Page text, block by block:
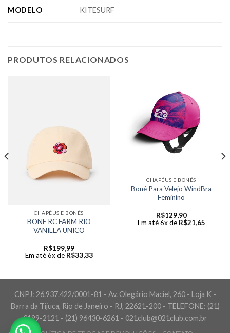
MODELO KITESURF
PRODUTOS RELACIONADOS
CHAPÉUS E BONÉS
BONE RC FARM RIO
VANILLA UNICO
R$199,99
Em até 6x de R$33,33
CHAPÉUS E BONÉS
Boné Para Velejo WindBra
Feminino
R$129,90
Em até 6x de R$21,65
CNPJ: 26.937.422/0001-81 - Av. Olegário Maciel, 260 - Loja K -
Barra da Tijuca, Rio de Janeiro - RJ, 22621-200 - TELEFONE: (21)
3199-2121 - (21) 96430-6261 - 021club@021club.com.br